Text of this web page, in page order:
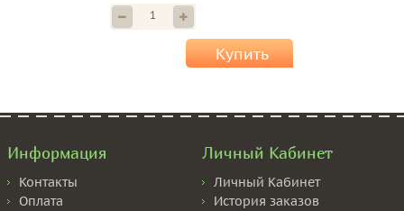
Купить
Информация
Контакты
Оплата
Личный Кабинет
Личный Кабинет
История заказов